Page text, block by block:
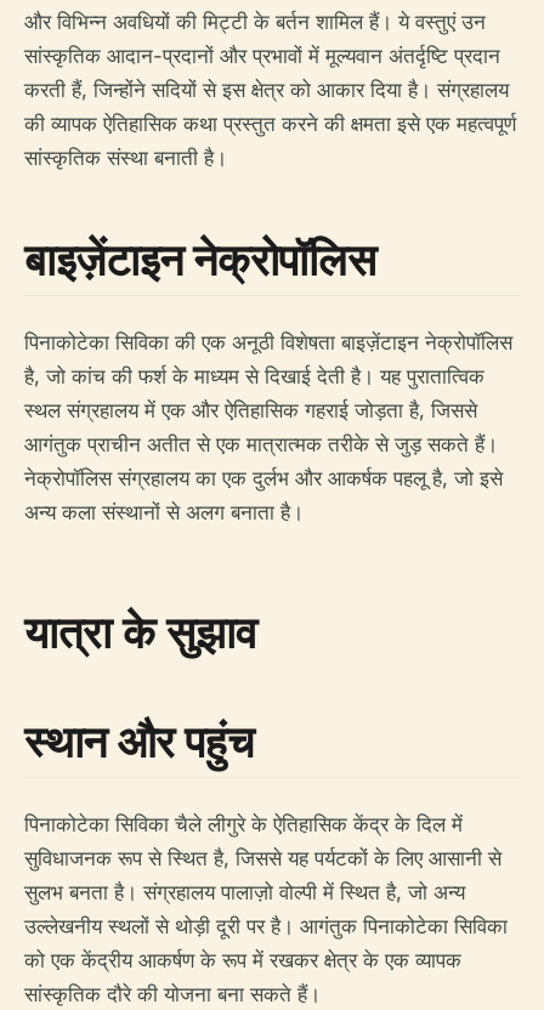
और विभिन्न अवधियों की मिट्टी के बर्तन शामिल हैं। ये वस्तुएं उन
सांस्कृतिक आदान-प्रदानों और प्रभावों में मूल्यवान अंतर्दृष्टि प्रदान
करती हैं, जिन्होंने सदियों से इस क्षेत्र को आकार दिया है। संग्रहालय
की व्यापक ऐतिहासिक कथा प्रस्तुत करने की क्षमता इसे एक महत्वपूर्ण
सांस्कृतिक संस्था बनाती है।
बाइज़ेंटाइन नेक्रोपॉलिस
पिनाकोटेका सिविका की एक अनूठी विशेषता बाइज़ेंटाइन नेक्रोपॉलिस
है, जो कांच की फर्श के माध्यम से दिखाई देती है। यह पुरातात्विक
स्थल संग्रहालय में एक और ऐतिहासिक गहराई जोड़ता है, जिससे
आगंतुक प्राचीन अतीत से एक मात्रात्मक तरीके से जुड़ सकते हैं।
नेक्रोपॉलिस संग्रहालय का एक दुर्लभ और आकर्षक पहलू है, जो इसे
अन्य कला संस्थानों से अलग बनाता है।
यात्रा के सुझाव
स्थान और पहुंच
पिनाकोटेका सिविका चैले लीगुरे के ऐतिहासिक केंद्र के दिल में
सुविधाजनक रूप से स्थित है, जिससे यह पर्यटकों के लिए आसानी से
सुलभ बनता है। संग्रहालय पालाज़ो वोल्पी में स्थित है, जो अन्य
उल्लेखनीय स्थलों से थोड़ी दूरी पर है। आगंतुक पिनाकोटेका सिविका
को एक केंद्रीय आकर्षण के रूप में रखकर क्षेत्र के एक व्यापक
सांस्कृतिक दौरे की योजना बना सकते हैं।